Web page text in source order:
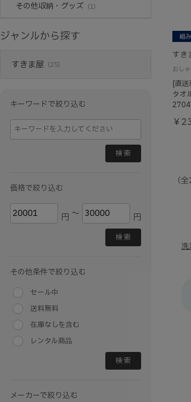
その他収納・グッズ (1)
ジャンルから探す
すきま屋 (25)
キーワードで絞り込む
検索
価格で絞り込む
円 ～ 円
検索
その他条件で絞り込む
セール中
送料無料
在庫なしを含む
レンタル商品
検索
メーカーで絞り込む
すき
おし
[直
タオ
￥
（
洗